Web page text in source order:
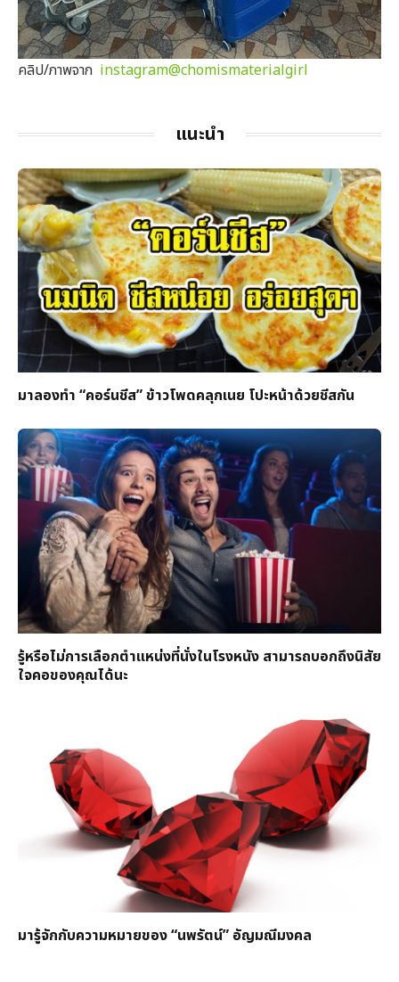
คลิป/ภาพจาก instagram@chomismaterialgirl
แนะนำ
มาลองทำ “คอร์นชีส” ข้าวโพดคลุกเนย โปะหน้าด้วยชีสกัน
รู้หรือไม่การเลือกตำแหน่งที่นั่งในโรงหนัง สามารถบอกถึงนิสัย
ใจคอของคุณได้นะ
มารู้จักกับความหมายของ “นพรัตน์” อัญมณีมงคล